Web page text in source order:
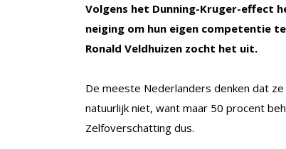
Volgens het Dunning-Kruger-effect
neiging om hun eigen competentie
Ronald Veldhuizen zocht het uit.
De meeste Nederlanders denken dat
natuurlijk niet, want maar 50 procent
Zelfoverschatting dus.